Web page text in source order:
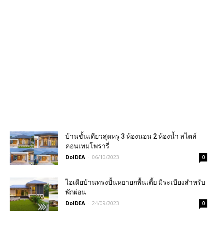
บ้านชั้นเดียวสุดหรู 3 ห้องนอน 2 ห้องน้ำ สไตล์
คอนเทมโพรารี่
DoIDEA - 06/10/2023 0
ไอเดียบ้านทรงปั้นหยายกพื้นเตี้ย มีระเบียงสำหรับ
พักผ่อน
DoIDEA - 24/09/2023 0